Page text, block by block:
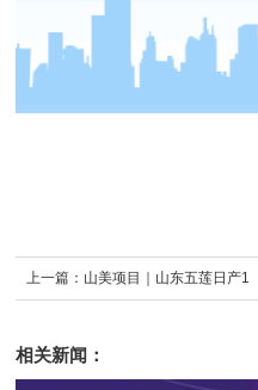
上一篇： 山美项目｜山东五莲日产1
相关新闻：